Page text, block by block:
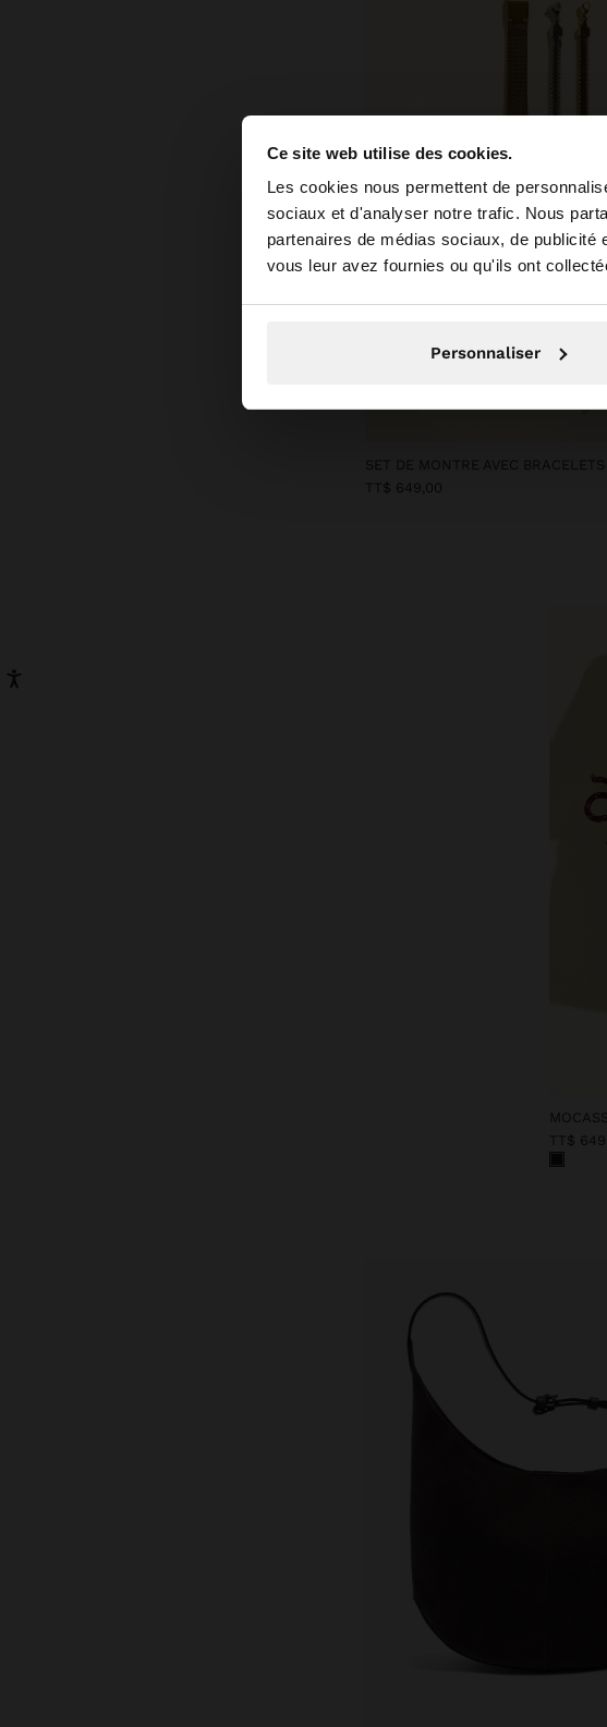
Ce site web utilise des cookies.
Les cookies nous permettent de
sociaux et d'analyser notre trafic. Nous
partenaires de médias sociaux, de
vous leur avez fournies ou qu'ils ont
Personnaliser
Vous accédez au site depuis
Non, je souhaite rester
SET DE MONTRE AVEC BRACELETS
TT$ 649,00
TT$